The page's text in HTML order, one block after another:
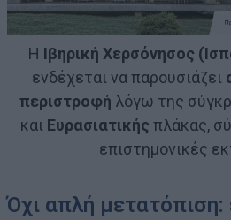
Η Ιβηρική Χερσόνησος
ενδέχεται να παρουσιάζει
περιστροφή λόγω της
και Ευρασιατικήςπλάκας,
επιστημονικές
Όχι απλή μετατόπιση: